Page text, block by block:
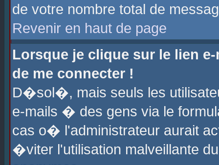
de votre nombre total de
Revenir en haut de page
Lorsque je clique sur le lien
de me connecter !
D�sol�, mais seuls les
e-mails � des gens via le
cas o� l'administrateur aurait
�viter l'utilisation malveillante